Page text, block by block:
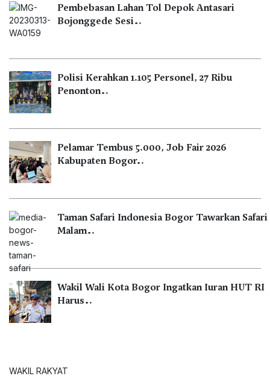
Pembebasan Lahan Tol Depok Antasari
Bojonggede Sesi…
Polisi Kerahkan 1.105 Personel, 27 Ribu
Penonton…
Pelamar Tembus 5.000, Job Fair 2026
Kabupaten Bogor…
Taman Safari Indonesia Bogor Tawarkan Safari
Malam…
Wakil Wali Kota Bogor Ingatkan Iuran HUT RI
Harus…
WAKIL RAKYAT